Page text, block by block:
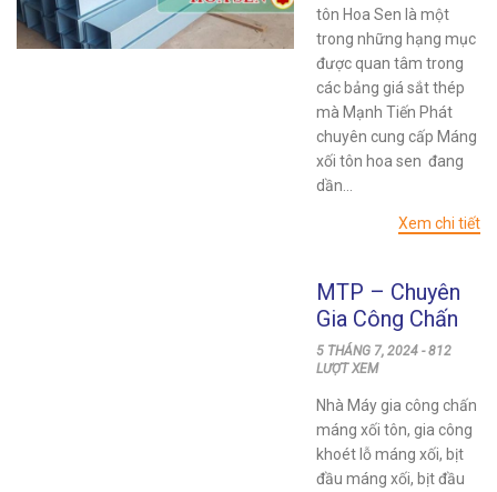
tôn Hoa Sen là một
trong những hạng mục
được quan tâm trong
các bảng giá sắt thép
mà Mạnh Tiến Phát
chuyên cung cấp Máng
xối tôn hoa sen đang
dần...
Xem chi tiết
MTP – Chuyên
Gia Công Chấn
Máng Xối Tôn,
Khoét Lỗ, Bịt
Đầu
5 THÁNG 7, 2024 - 812
LƯỢT XEM
Nhà Máy gia công chấn
máng xối tôn, gia công
khoét lỗ máng xối, bịt
đầu máng xối, bịt đầu